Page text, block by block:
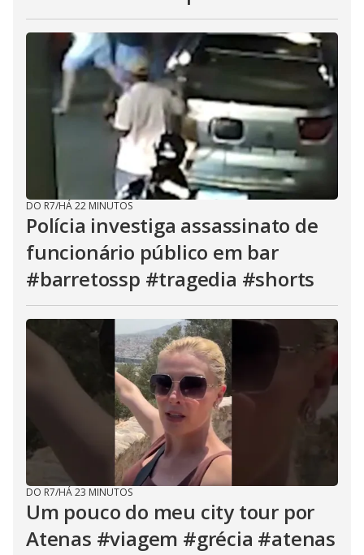
DO R7/HÁ 22 MINUTOS
Polícia investiga assassinato de
funcionário público em bar
#barretossp #tragedia #shorts
DO R7/HÁ 23 MINUTOS
Um pouco do meu city tour por
Atenas #viagem #grécia #atenas